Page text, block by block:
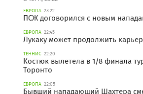
ЕВРОПА 23:22
ПСЖ договорился с новым
ЕВРОПА 22:45
Лукаку может продолжить
ТЕННИС 22:20
Костюк вылетела в 1/8 финала
Торонто
ЕВРОПА 22:05
Бывший нападающий Шахтера